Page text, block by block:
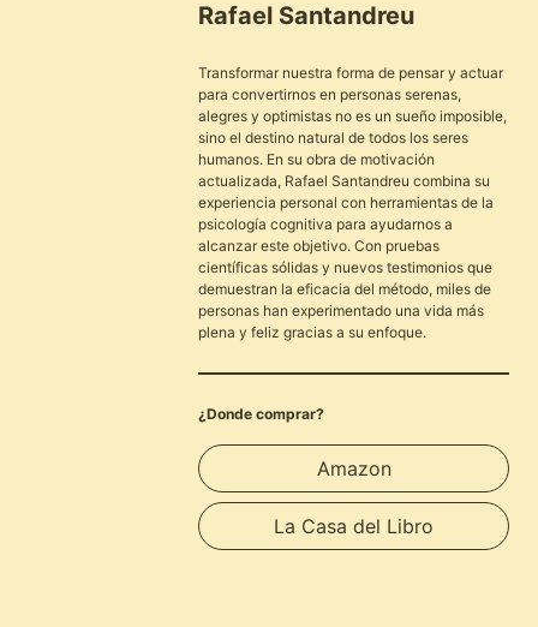
Rafael Santandreu
Transformar nuestra forma de pensar y actuar
para convertirnos en personas serenas,
alegres y optimistas no es un sueño imposible,
sino el destino natural de todos los seres
humanos. En su obra de motivación
actualizada, Rafael Santandreu combina su
experiencia personal con herramientas de la
psicología cognitiva para ayudarnos a
alcanzar este objetivo. Con pruebas
científicas sólidas y nuevos testimonios que
demuestran la eficacia del método, miles de
personas han experimentado una vida más
plena y feliz gracias a su enfoque.
¿Donde comprar?
Amazon
La Casa del Libro